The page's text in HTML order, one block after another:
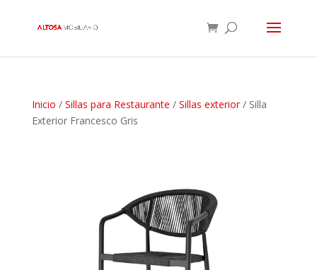
Inicio / Sillas para Restaurante / Sillas exterior/ Silla
Exterior Francesco Gris